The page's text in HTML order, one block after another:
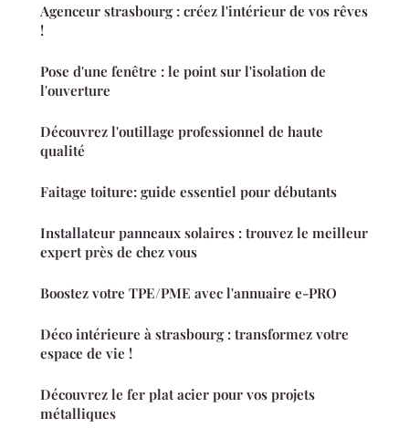
Agenceur strasbourg : créez l'intérieur de vos rêves
!
Pose d'une fenêtre : le point sur l'isolation de
l'ouverture
Découvrez l'outillage professionnel de haute
qualité
Faitage toiture: guide essentiel pour débutants
Installateur panneaux solaires : trouvez le meilleur
expert près de chez vous
Boostez votre TPE/PME avec l'annuaire e-PRO
Déco intérieure à strasbourg : transformez votre
espace de vie !
Découvrez le fer plat acier pour vos projets
métalliques